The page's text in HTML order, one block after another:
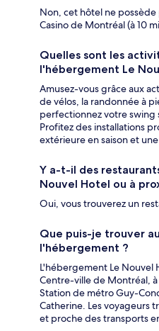
Non, cet hôtel ne possède
Casino de Montréal (à 10
Quelles sont les
l'hébergement Le
Amusez-vous grâce aux
de vélos, la randonnée à
perfectionnez votre
Profitez des installations
extérieure en saison et
Y a-t-il des
Nouvel Hotel ou à
Oui, vous trouverez un
Que puis-je trouver
l'hébergement ?
L'hébergement Le Nouvel
Centre-ville de Montréal,
Station de métro Guy-
Catherine. Les voyageurs
et proche des transports